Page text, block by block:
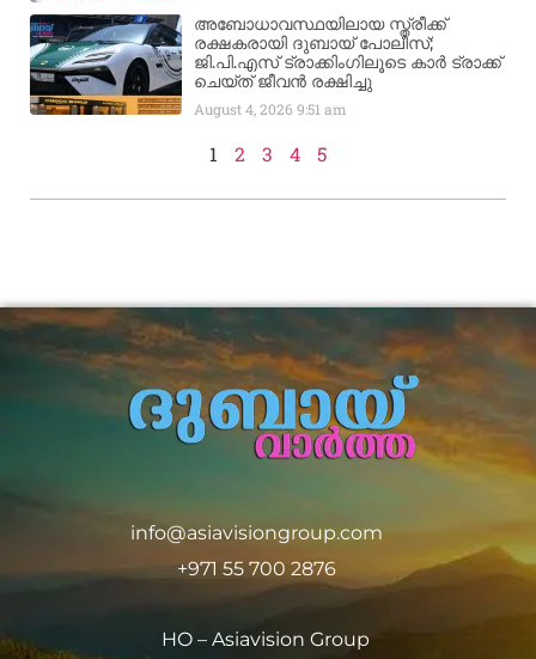
അബോധാവസ്ഥയിലായ സ്ത്രീക്ക്
രക്ഷകരായി ദുബായ് പോലീസ്;
ജി.പി.എസ് ട്രാക്കിംഗിലൂടെ കാർ ട്രാക്ക്
ചെയ്ത് ജീവൻ രക്ഷിച്ചു
August 4, 20269:51 am
1 2 3 4 5
info@asiavisiongroup.com
+971 55 700 2876
HO – Asiavision Group